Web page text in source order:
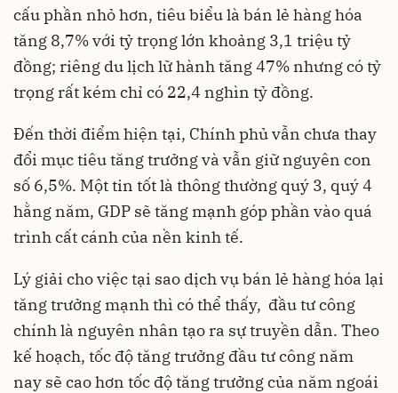
cấu phần nhỏ hơn, tiêu biểu là bán lẻ hàng hóa
tăng 8,7% với tỷ trọng lớn khoảng 3,1 triệu tỷ
đồng; riêng du lịch lữ hành tăng 47% nhưng có tỷ
trọng rất kém chỉ có 22,4 nghìn tỷ đồng.
Đến thời điểm hiện tại, Chính phủ vẫn chưa thay
đổi mục tiêu tăng trưởng và vẫn giữ nguyên con
số 6,5%. Một tin tốt là thông thường quý 3, quý 4
hằng năm, GDP sẽ tăng mạnh góp phần vào quá
trình cất cánh của nền kinh tế.
Lý giải cho việc tại sao dịch vụ bán lẻ hàng hóa lại
tăng trưởng mạnh thì có thể thấy, đầu tư công
chính là nguyên nhân tạo ra sự truyền dẫn. Theo
kế hoạch, tốc độ tăng trưởng đầu tư công năm
nay sẽ cao hơn tốc độ tăng trưởng của năm ngoái